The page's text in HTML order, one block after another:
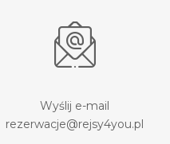
Wyślij e-mail
rezerwacje@rejsy4you.pl